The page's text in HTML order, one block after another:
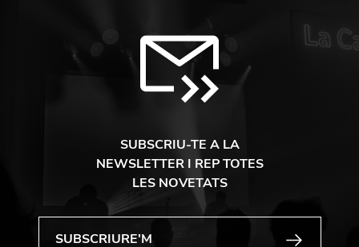
SUBSCRIU-TE A LA
NEWSLETTER I REP TOTES
LES NOVETATS